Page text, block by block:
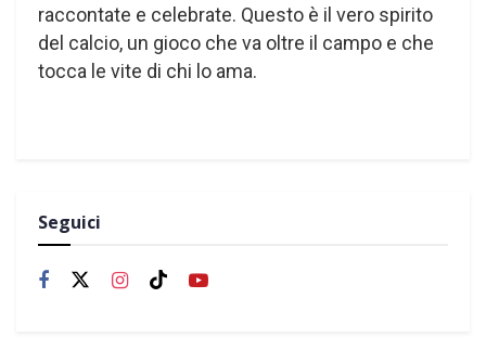
raccontate e celebrate. Questo è il vero spirito
del calcio, un gioco che va oltre il campo e che
tocca le vite di chi lo ama.
Seguici